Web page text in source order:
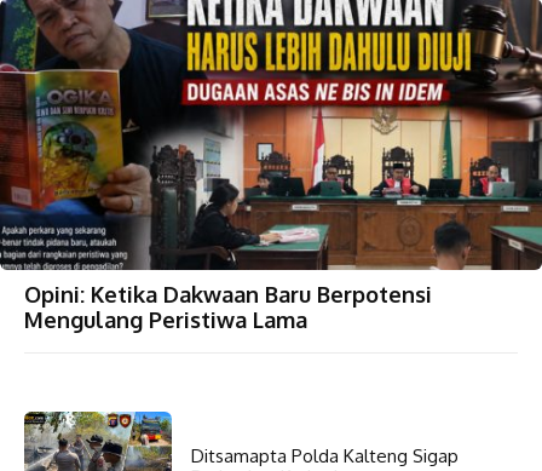
Opini: Ketika Dakwaan Baru Berpotensi
Mengulang Peristiwa Lama
Ditsamapta Polda Kalteng Sigap